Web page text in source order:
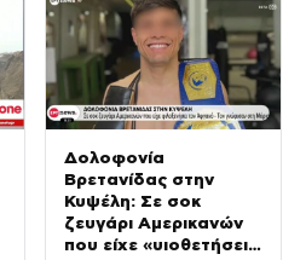
Δολοφονία
Βρετανίδας στην
Κυψέλη: Σε σοκ
ζευγάρι Αμερικανών
που είχε «υιοθετήσει»